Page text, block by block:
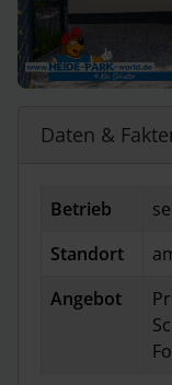
Daten &
Betrieb
Standort
Angebot